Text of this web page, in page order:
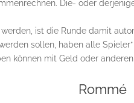
Die- oder
ist die Runde damit
sollen, haben alle
können mit Geld oder
Rommé